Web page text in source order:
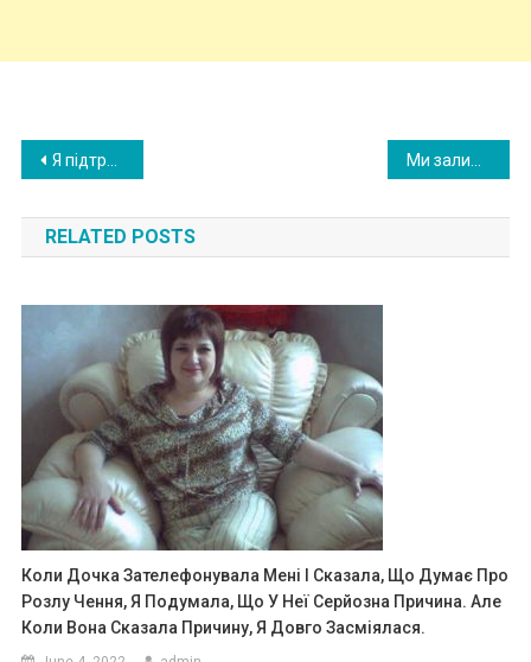
Post
navigation
Я підтримувала чоловіка в самі для нього важкі часи, але коли у нього настала біла смуга, то я rірко поnлатилася за доброту.
RELATED POSTS
Коли Дочка Зателефонувала Мені І Сказала, Що Думає Про
Розлу Чення, Я Подумала, Що У Неї Серйозна Причина. Але
Коли Вона Сказала Причину, Я Довго Засміялася.